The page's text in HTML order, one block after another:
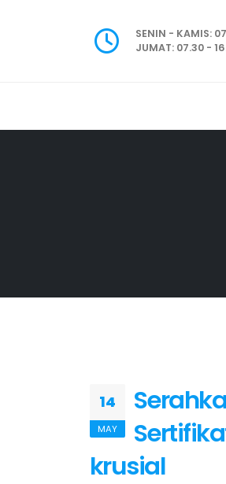
SENIN - KAMIS:
JUMAT: 07.30 -
14
MAY
krusial